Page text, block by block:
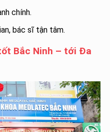
chính.
bác sĩ tận tâm.
Bắc Ninh – tới Đa